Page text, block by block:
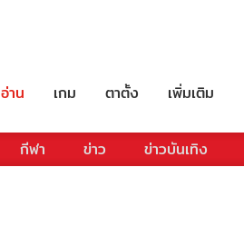
อ่าน เกม ตาตั้ง เพิ่มเติม
กีฬา ข่าว ข่าวบันเทิง